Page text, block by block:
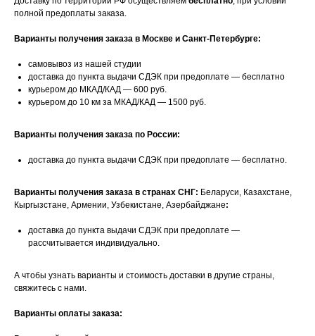
полной предоплаты заказа.
Варианты получения заказа в Москве и Санкт-Петербурге:
самовывоз из нашей студии
доставка до пункта выдачи СДЭК при предоплате — бесплатно
курьером до МКАД/КАД — 600 руб.
курьером до 10 км за МКАД/КАД — 1500 руб.
Варианты получения заказа по России:
доставка до пункта выдачи СДЭК при предоплате — бесплатно.
Варианты получения заказа в странах СНГ: Беларуси, Казахстане,
Кыргызстане, Армении, Узбекистане, Азербайджане:
доставка до пункта выдачи СДЭК при предоплате —
рассчитывается индивидуально.
А чтобы узнать варианты и стоимость доставки в другие страны,
свяжитесь с нами.
Варианты оплаты заказа: